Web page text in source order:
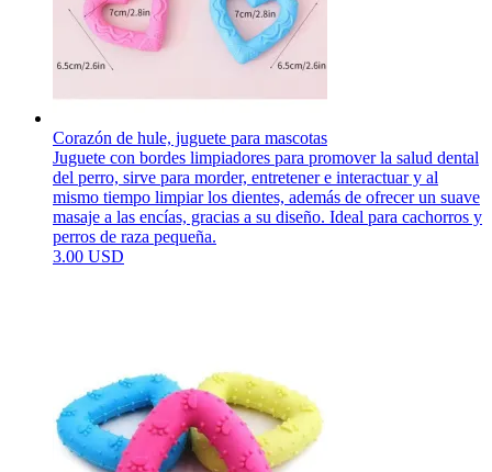
Corazón de hule, juguete para mascotas
Juguete con bordes limpiadores para promover la salud dental
del perro, sirve para morder, entretener e interactuar y al
mismo tiempo limpiar los dientes, además de ofrecer un suave
masaje a las encías, gracias a su diseño. Ideal para cachorros y
perros de raza pequeña.
3.00 USD